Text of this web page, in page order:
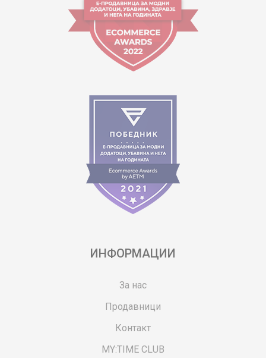
ИНФОРМАЦИИ
За нас
Продавници
Контакт
MY:TIME CLUB